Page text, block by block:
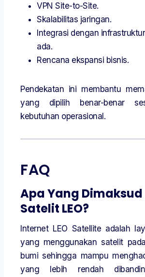
VPN Site-to-Site.
Skalabilitas jaringan.
Integrasi dengan
ada.
Rencana ekspansi bisnis.
Pendekatan ini membantu
yang dipilih benar-benar
kebutuhan operasional.
FAQ
Apa Yang
Satelit LEO?
Internet LEO Satellite adalah
yang menggunakan satelit
bumi sehingga mampu
yang lebih rendah